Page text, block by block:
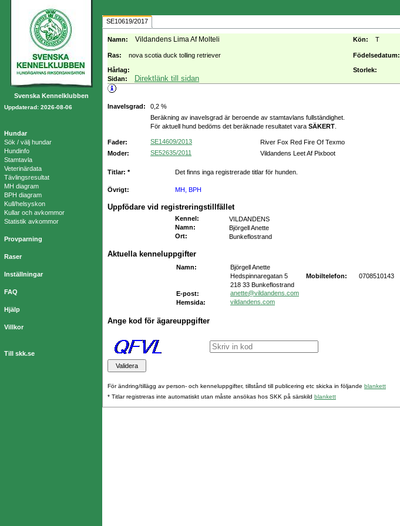
Svenska Kennelklubben
Uppdaterad: 2026-08-06
Hundar
Sök / välj hundar
Hundinfo
Stamtavla
Veterinärdata
Tävlingsresultat
MH diagram
BPH diagram
Kull/helsyskon
Kullar och avkommor
Statistik avkommor
Provparning
Raser
Inställningar
FAQ
Hjälp
Villkor
Till skk.se
SE10619/2017
Namn: Vildandens Lima Af Molteli Kön: T
Ras: nova scotia duck tolling retriever Födelsedatum:
Hårlag: Storlek:
Sidan:
Direktlänk till sidan
Inavelsgrad:
0,2 %
Beräkning av inavelsgrad är beroende av stamtavlans fullständighet.
För aktuell hund bedöms det beräknade resultatet vara SÄKERT
Fader: SE14609/2013
River Fox Red Fire Of Texmo
Moder:
SE52635/2011 Vildandens Leet Af Pixboot
Titlar: * Det finns inga registrerade titlar för hunden.
Övrigt: MH, BPH
Uppfödare vid registreringstillfället
Kennel :
VILDANDENS
Namn:
Björgell Anette
Ort: Bunkeflostrand
Aktuella kenneluppgifter
Namn:
Björgell Anette
Hedspinnaregatan 5
Mobiltelefon:
0708510143
218 33 Bunkeflostrand
E-post:
anette@vildandens.com
Hemsida:
vildandens.com
Ange kod för ägareuppgifter
För ändring/tillägg av person- och kenneluppgifter, tillstånd till publicering etc skicka in följande blankett
* Titlar registreras inte automatiskt utan måste ansökas hos SKK på särskild blankett